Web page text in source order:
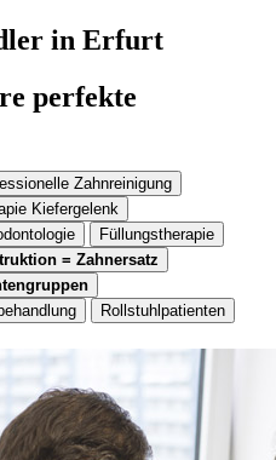
in Erfurt
perfekte
Zahnreinigung
Kiefergelenk
Füllungstherapie
= Zahnersatz
Rollstuhlpatienten